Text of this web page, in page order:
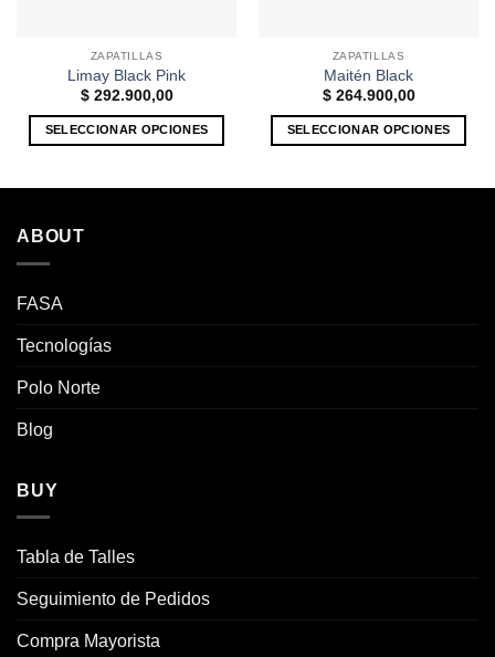
ZAPATILLAS
Limay Black Pink
$292.900,00
SELECCIONAR OPCIONES
ZAPATILLAS
Maitén Black
$264.900,00
SELECCIONAR OPCIONES
ABOUT
FASA
Tecnologías
Polo Norte
Blog
BUY
Tabla de Talles
Seguimiento de Pedidos
Compra Mayorista